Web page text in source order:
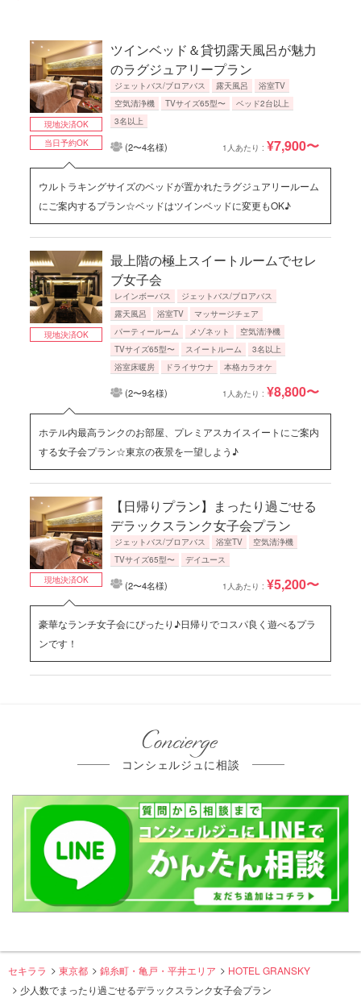
ツインベッド＆貸切露天風呂が魅力
のラグジュアリープラン
ジェットバス/ブロアバス 露天風呂
浴室TV
空気清浄機
TVサイズ65型〜
ベッド2台以上
3名以上
(2〜4名様) 1人あたり : ¥7,900〜
現地決済OK
当日予約OK
ウルトラキングサイズのベッドが置かれたラグジュアリールーム
にご案内するプラン☆ベッドはツインベッドに変更もOK♪
最上階の極上スイートルームでセレ
ブ女子会
レインボーバス
ジェットバス/ブロアバス
露天風呂
浴室TV
マッサージチェア
パーティールーム
メゾネット
空気清浄機
TVサイズ65型〜
スイートルーム
3名以上
浴室床暖房
ドライサウナ 本格カラオケ
(2〜9名様) 1人あたり : ¥8,800〜
現地決済OK
ホテル内最高ランクのお部屋、プレミアスカイスイートにご案内
する女子会プラン☆東京の夜景を一望しよう♪
【日帰りプラン】まったり過ごせる
デラックスランク女子会プラン
ジェットバス/ブロアバス 浴室TV
空気清浄機
TVサイズ65型〜
デイユース
(2〜4名様) 1人あたり : ¥5,200〜
現地決済OK
豪華なランチ女子会にぴったり♪日帰りでコスパ良く遊べるプラ
ンです！
Concierge
コンシェルジュに相談
セキララ 東京都 錦糸町・亀戸・平井エリア
HOTEL GRANSKY
少人数でまったり過ごせるデラックスランク女子会プラン